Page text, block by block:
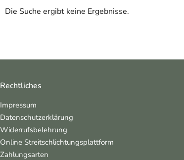
Die Suche ergibt keine Ergebnisse.
Rechtliches
Impressum
Datenschutzerklärung
Widerrufsbelehrung
Online Streitschlichtungsplattform
Zahlungsarten